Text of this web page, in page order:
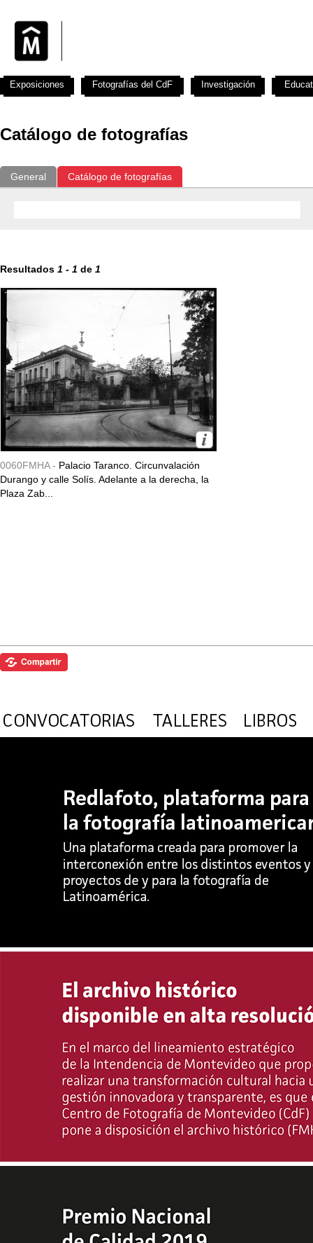
Catálogo de fotografías
General Catálogo de fotografías
Resultados 1 - 1 de 1
0060FMHA - Palacio Taranco. Circunvalación
Durango y calle Solís. Adelante a la derecha, la
Plaza Zab...
Exposiciones Fotografías del CdF Investigación